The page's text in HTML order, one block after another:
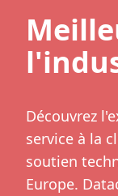
Découvrez
service à la
soutien
Europe.